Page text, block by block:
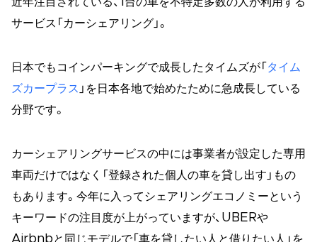
サービス「カーシェアリング」。
日本でもコインパーキングで成長したタイムズが「 タイム
ズカープラス 」を日本各地で始めたために急成長している
分野です。
カーシェアリングサービスの中には事業者が設定した専用
車両だけではなく「登録された個人の車を貸し出す」もの
もあります。今年に入ってシェアリングエコノミーという
キーワードの注目度が上がっていますが、UBERや
Airbnbと同じモデルで「車を貸したい人と借りたい人」を